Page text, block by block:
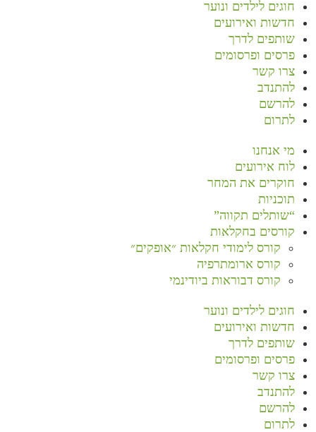
חוגים לילדים ונוער
חדשות ואירועים
שותפים לדרך
פרסים ופרסומים
צרו קשר
להתנדב
להרשם
לתרום
מי אנחנו
לוח אירועים
חוקרים את המחר
תוכניות
“שותלים תקווה”
קורסים בחקלאות
קורס לימודי חקלאות ״אופקים״
קורס ארומתרפיה
קורס דבוראות ביודינמי
חוגים לילדים ונוער
חדשות ואירועים
שותפים לדרך
פרסים ופרסומים
צרו קשר
להתנדב
להרשם
לתרום